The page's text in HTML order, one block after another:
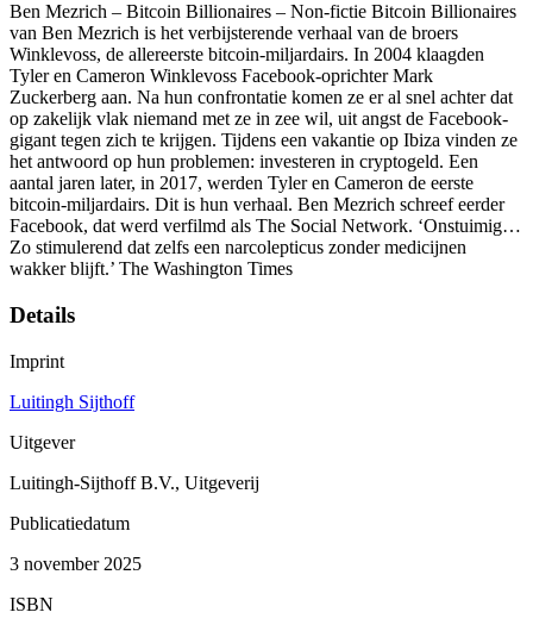
Ben Mezrich – Bitcoin Billionaires – Non-fictie Bitcoin Billionaires
van Ben Mezrich is het verbijsterende verhaal van de broers
Winklevoss, de allereerste bitcoin-miljardairs. In 2004 klaagden
Tyler en Cameron Winklevoss Facebook-oprichter Mark
Zuckerberg aan. Na hun confrontatie komen ze er al snel achter dat
op zakelijk vlak niemand met ze in zee wil, uit angst de Facebook-
gigant tegen zich te krijgen. Tijdens een vakantie op Ibiza vinden ze
het antwoord op hun problemen: investeren in cryptogeld. Een
aantal jaren later, in 2017, werden Tyler en Cameron de eerste
bitcoin-miljardairs. Dit is hun verhaal. Ben Mezrich schreef eerder
Facebook, dat werd verfilmd als The Social Network. ‘Onstuimig…
Zo stimulerend dat zelfs een narcolepticus zonder medicijnen
wakker blijft.’ The Washington Times
Details
Imprint
Luitingh Sijthoff
Uitgever
Luitingh-Sijthoff B.V., Uitgeverij
Publicatiedatum
3 november 2025
ISBN